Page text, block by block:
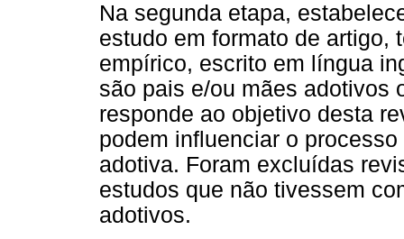
Na segunda etapa,
estudo em formato de artigo,
empírico, escrito em língua
são pais e/ou mães adotivos
responde ao objetivo desta
podem influenciar o
adotiva. Foram excluídas
estudos que não tivessem
adotivos.